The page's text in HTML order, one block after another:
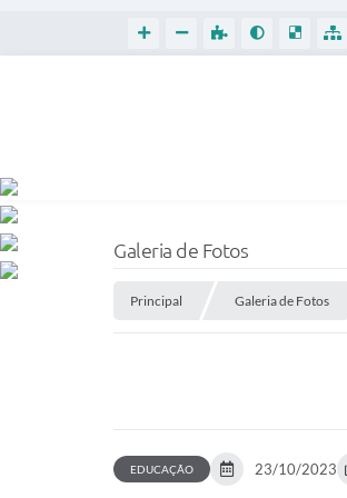
Galeria de Fotos
Principal Galeria de Fotos
EDUCAÇÃO 23/10/2023